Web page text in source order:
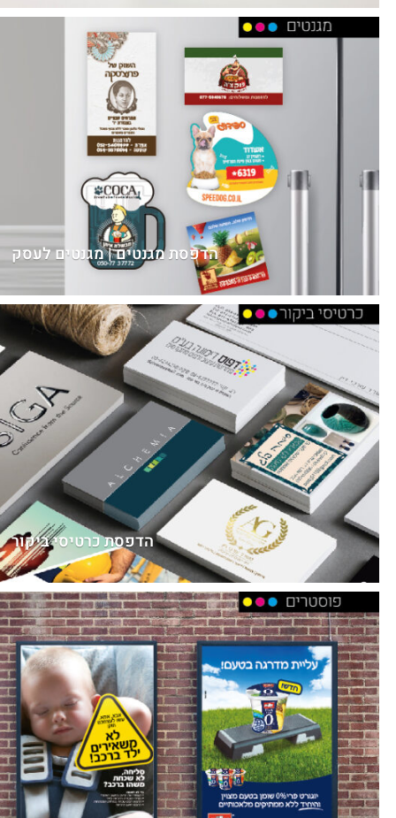
הדפסת מגנטים | מגנטים לעסק
הדפסת כרטיסי ביקור